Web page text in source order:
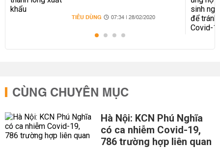
TIÊU DÙNG 07:34 | 28/02/2020
CÙNG CHUYÊN MỤC
Hà Nội: KCN Phú Nghĩa
có ca nhiễm Covid-19,
786 trường hợp liên quan